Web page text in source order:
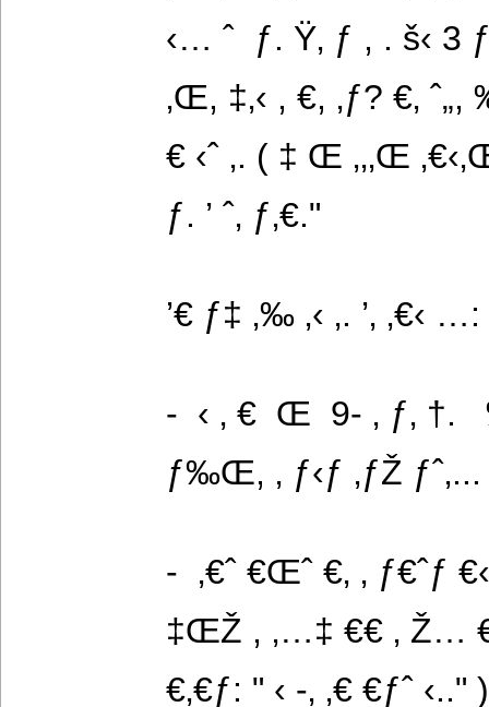
‹… ˆ  ƒ. Ÿ‚ ƒ , . š‹ 3
‚Œ, ‡‚‹ , €, ‚ƒ? €‚ ˆ„,
€ ‹ˆ ‚. ( ‡ Œ ‚‚‚Œ
ƒ. ’ ˆ‚ ƒ‚€."
’€ ƒ‡ ‚‰ ‚‹ ‚. ’‚ ‚€‹ …:
-  ‹ ‚ €  Œ  9- ‚ ƒ‚ †.
ƒ‰Œ, ‚ ƒ‹ƒ ‚ƒŽ ƒˆ‚...
-  ‚€ˆ €Œˆ €‚ ‚ ƒ€ˆƒ
‡ŒŽ , ‚…‡ €€ ‚ Ž…
€‚€ƒ: " ‹ -‚ ‚€ €ƒˆ ‹.."